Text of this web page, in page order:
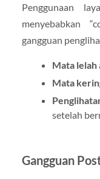
Penggunaan
menyebabkan
gangguan
Mata lelah
Mata
setelah
Gangguan